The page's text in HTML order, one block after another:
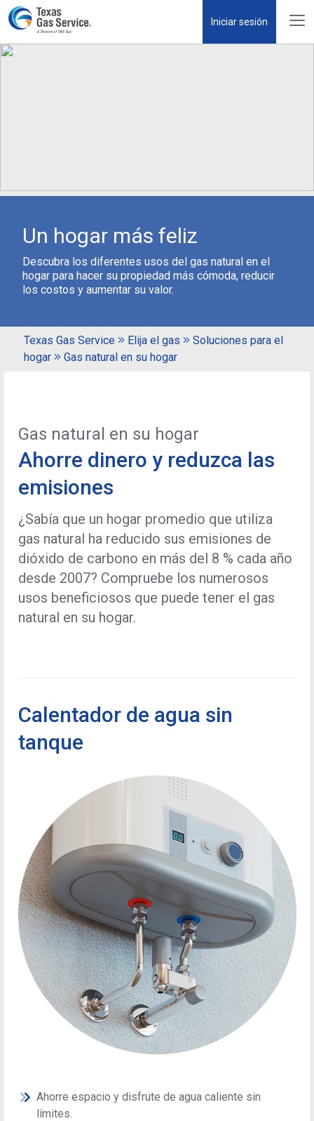
Iniciar sesión
Un hogar más feliz
Descubra los diferentes usos del gas natural en el
hogar para hacer su propiedad más cómoda, reducir
los costos y aumentar su valor.
Texas Gas Service Elija el gas
Soluciones para el
hogar
Gas natural en su hogar
Gas natural en su hogar
Ahorre dinero y reduzca las
emisiones
¿Sabía que un hogar promedio que utiliza
gas natural ha reducido sus emisiones de
dióxido de carbono en más del 8 % cada año
desde 2007? Compruebe los numerosos
usos beneficiosos que puede tener el gas
natural en su hogar.
Calentador de agua sin
tanque
Ahorre espacio y disfrute de agua caliente sin
límites.